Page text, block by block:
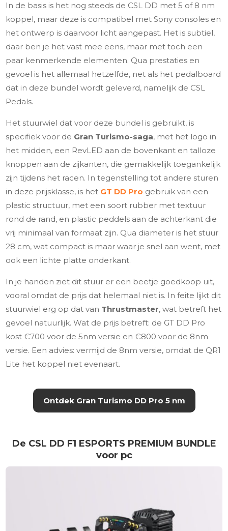
In de basis is het nog steeds de CSL DD met 5 of 8 nm
koppel, maar deze is compatibel met Sony consoles en
het ontwerp is daarvoor licht aangepast. Het is subtiel,
daar ben je het vast mee eens, maar met toch een
paar kenmerkende elementen. Qua prestaties en
gevoel is het allemaal hetzelfde, net als het pedalboard
dat in deze bundel wordt geleverd, namelijk de CSL
Pedals.
Het stuurwiel dat voor deze bundel is gebruikt, is
specifiek voor de Gran Turismo-saga, met het logo in
het midden, een RevLED aan de bovenkant en talloze
knoppen aan de zijkanten, die gemakkelijk toegankelijk
zijn tijdens het racen. In tegenstelling tot andere sturen
in deze prijsklasse, is het GT DD Pro gebruik van een
plastic structuur, met een soort rubber met textuur
rond de rand, en plastic peddels aan de achterkant die
vrij minimaal van formaat zijn. Qua diameter is het stuur
28 cm, wat compact is maar waar je snel aan went, met
ook een lichte platte onderkant.
In je handen ziet dit stuur er een beetje goedkoop uit,
vooral omdat de prijs dat helemaal niet is. In feite lijkt dit
stuurwiel erg op dat van Thrustmaster, wat betreft het
gevoel natuurlijk. Wat de prijs betreft: de GT DD Pro
kost €700 voor de 5nm versie en €800 voor de 8nm
versie. Een advies: vermijd de 8nm versie, omdat de QR1
Lite het koppel niet evenaart.
Ontdek Gran Turismo DD Pro 5 nm
De CSL DD F1 ESPORTS PREMIUM BUNDLE
voor pc